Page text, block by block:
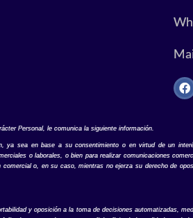
Personal, le comunica la siguiente información.
ya sea en base a su consentimiento o en virtud de un
o laborales, o bien para realizar comunicaciones
o, en su caso, mientras no ejerza su derecho de
y oposición a la toma de decisiones automatizadas,